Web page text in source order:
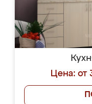
Цена: от